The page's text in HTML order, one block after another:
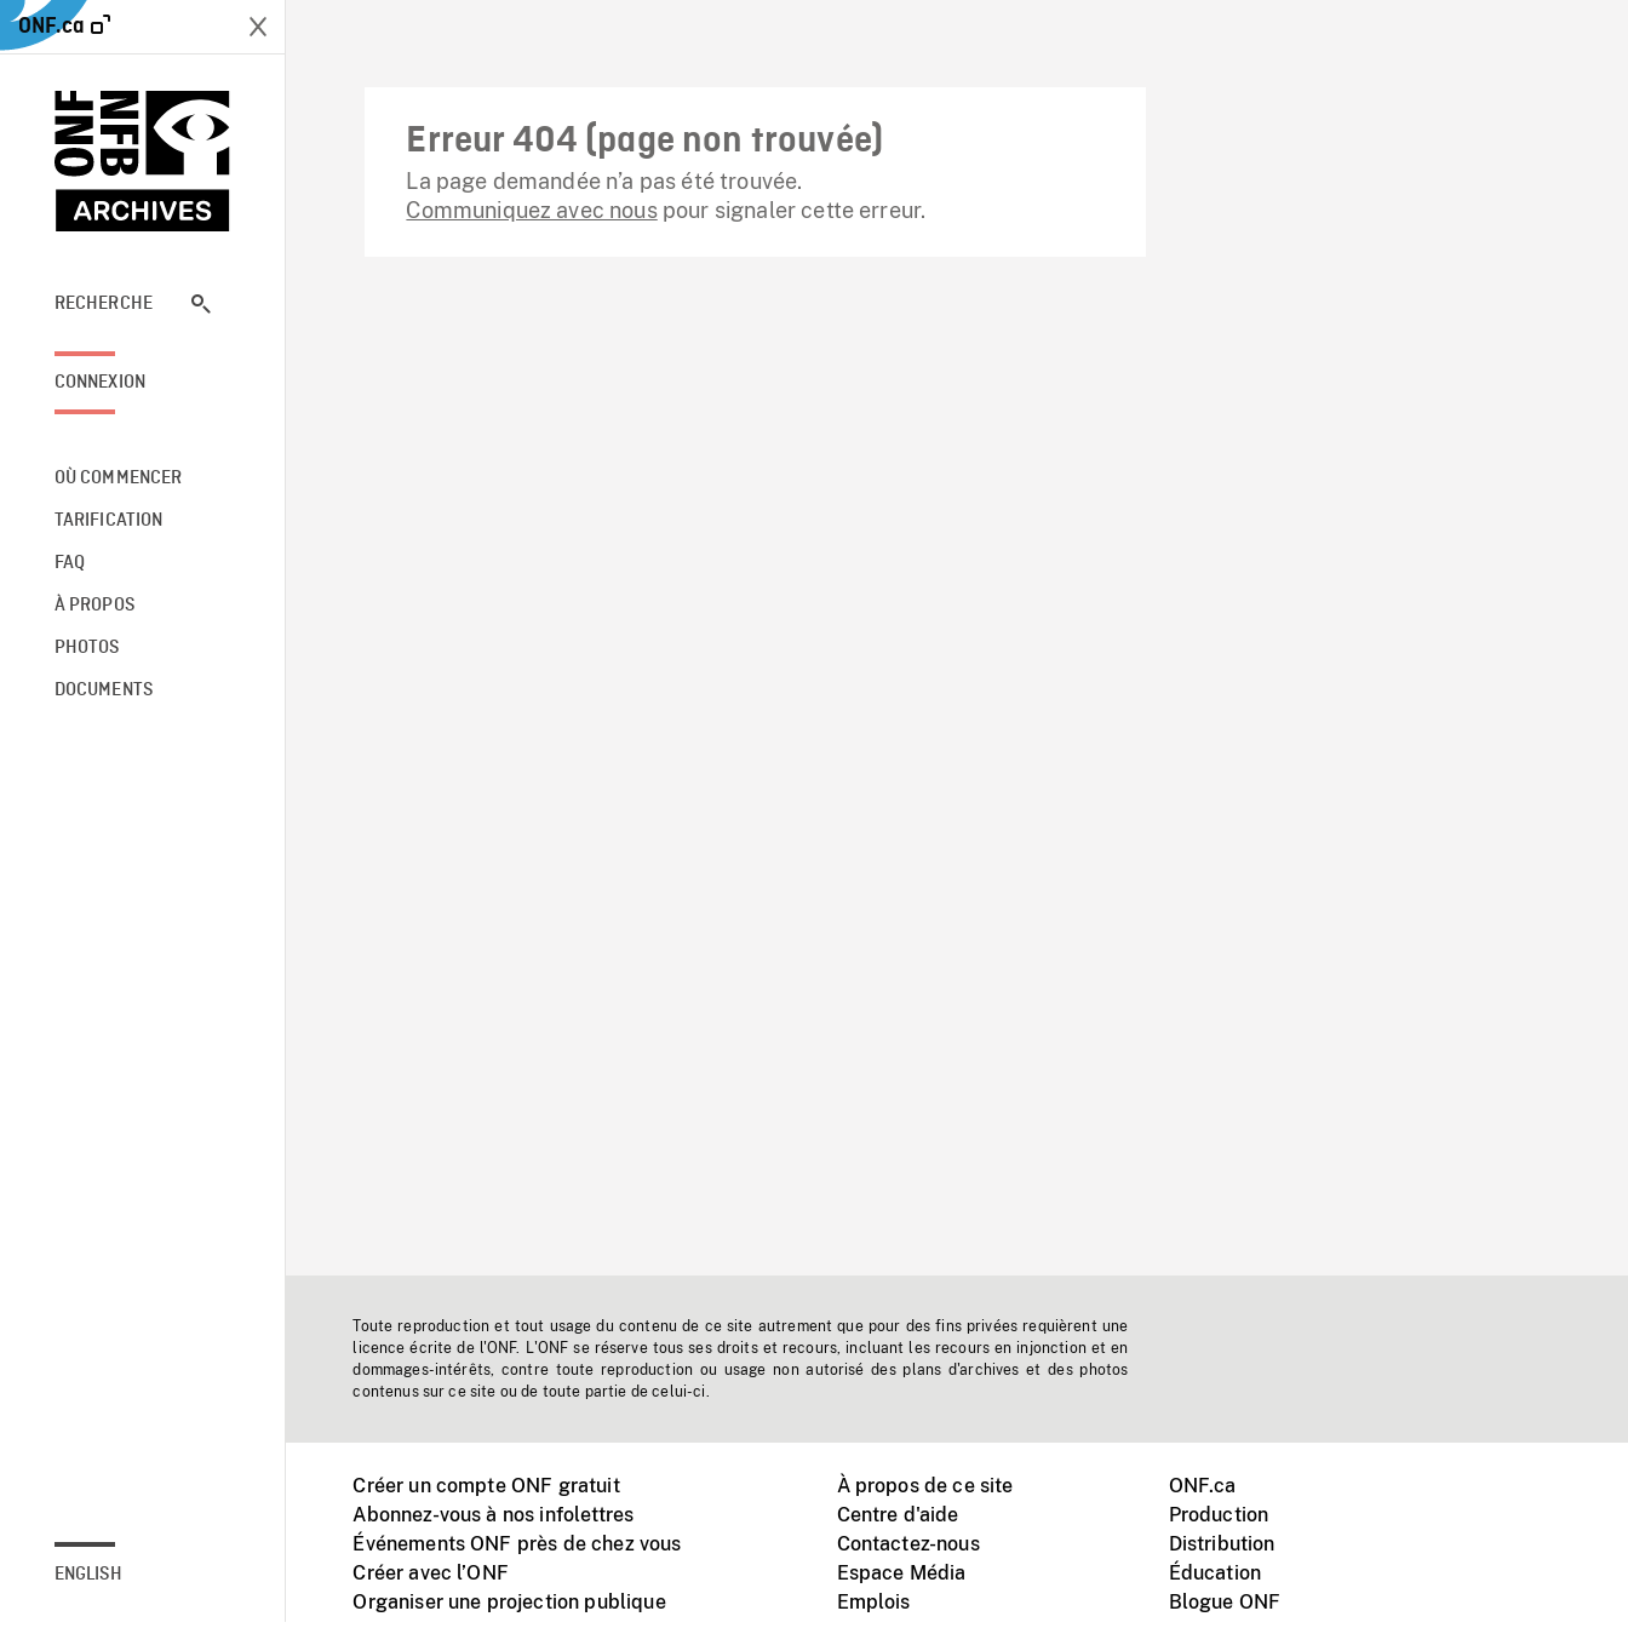
ONF.ca
RECHERCHE
CONNEXION
OÙ COMMENCER
TARIFICATION
FAQ
À PROPOS
PHOTOS
DOCUMENTS
ENGLISH
Erreur 404 (page non trouvée)
La page demandée n’a pas été trouvée.
Communiquez avec nouspour signaler cette erreur.
Toute reproduction et tout usage du contenu de ce site autrement que pour des fins privées requièrent une
licence écrite de l'ONF. L'ONF se réserve tous ses droits et recours, incluant les recours en injonction et en
dommages-intérêts, contre toute reproduction ou usage non autorisé des plans d'archives et des photos
contenus sur ce site ou de toute partie de celui-ci.
Créer un compte ONF gratuit
Abonnez-vous à nos infolettres
Événements ONF près de chez vous
Créer avec l’ONF
Organiser une projection publique
À propos de ce site
Centre d'aide
Contactez-nous
Espace Média
Emplois
ONF.ca
Production
Distribution
Éducation
Blogue ONF